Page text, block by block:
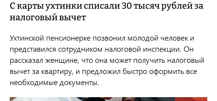
С карты ухтинки списали 30 тысяч рублей за
налоговый вычет
Ухтинской пенсионерке позвонил молодой человек и
представился сотрудником налоговой инспекции. Он
рассказал женщине, что она может получить налоговый
вычет за квартиру, и предложил быстро оформить все
необходимые документы.